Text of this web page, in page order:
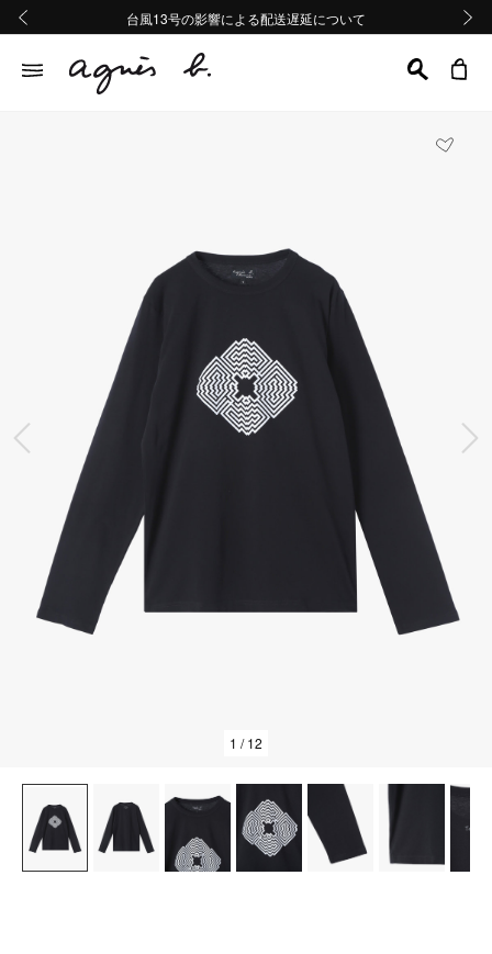
熊本地域地震の影響による配送遅延について
Summer Sale 2buy10%OFF!!
台風13号の影響による配送遅延について
熊本地域地震の影響による配送遅延について
Summer Sale 2buy10%OFF!!
前の画像
1 / 12